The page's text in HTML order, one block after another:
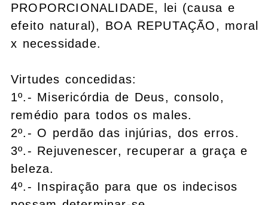
PROPORCIONALIDADE, lei (causa e
efeito natural), BOA REPUTAÇÃO, moral
x necessidade.
Virtudes concedidas:
1º.- Misericórdia de Deus, consolo,
remédio para todos os males.
2º.- O perdão das injúrias, dos erros.
3º.- Rejuvenescer, recuperar a graça e
beleza.
4º.- Inspiração para que os indecisos